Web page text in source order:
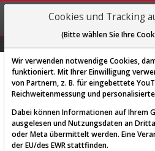
Diese Funktion
Cookies und Tracking
(Bitte wählen Sie Ihre
Wir verwenden notwendige Cookies,
funktioniert. Mit Ihrer Einwilligung
von Partnern, z. B. für eingebettete
Reichweitenmessung und
Dabei können Informationen auf Ihrem
ausgelesen und Nutzungsdaten an
oder Meta übermittelt werden. Eine
der EU/des EWR stattfinden.